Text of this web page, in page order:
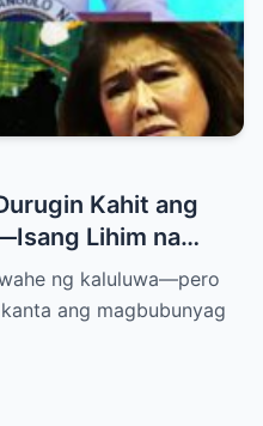
Kahit ang
Lihim na
Sakit,
Kapatid na
ng kaluluwa—pero
ang magbubunyag